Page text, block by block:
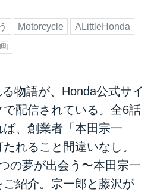
Motorcycle
ALittleHonda
物語が、Honda公式サイ
で配信されている。全6話
、創業者「本田宗一
れること間違いなし。
の夢が出会う〜本田宗一
紹介。宗一郎と藤沢が